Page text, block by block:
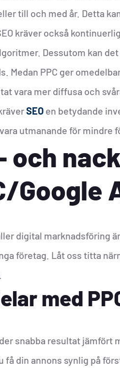
till och med år. Detta
kräver också
Dessutom kan
Medan PPC ger
vara mer diffusa och
SEO en betydande
utmanande för mindre
och
Google
digital marknadsföring
företag. Låt oss titta
med
snabba resultat jämfört
få din annons synlig på